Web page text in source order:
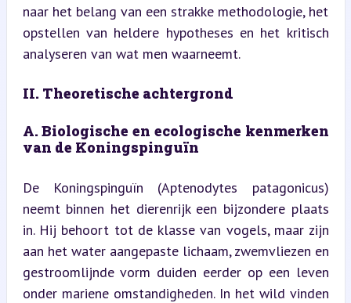
naar het belang van een strakke methodologie, het
opstellen van heldere hypotheses en het kritisch
analyseren van wat men waarneemt.
II. Theoretische achtergrond
A. Biologische en ecologische kenmerken
van de Koningspinguïn
De Koningspinguïn (Aptenodytes patagonicus)
neemt binnen het dierenrijk een bijzondere plaats
in. Hij behoort tot de klasse van vogels, maar zijn
aan het water aangepaste lichaam, zwemvliezen en
gestroomlijnde vorm duiden eerder op een leven
onder mariene omstandigheden. In het wild vinden